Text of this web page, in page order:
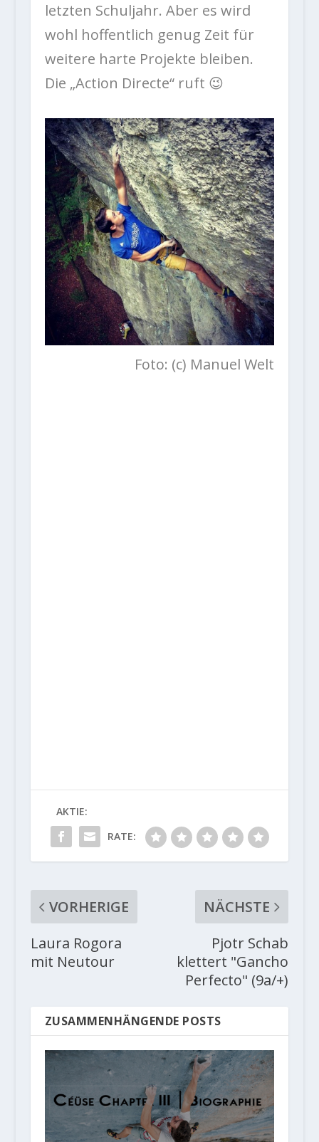
letzten Schuljahr. Aber es wird
wohl hoffentlich genug Zeit für
weitere harte Projekte bleiben.
Die „Action Directe“ ruft 😉
Foto: (c) Manuel Welt
AKTIE:
RATE:
VORHERIGE
Laura Rogora
mit Neutour
NÄCHSTE
Pjotr Schab
klettert "Gancho
Perfecto" (9a/+)
ZUSAMMENHÄNGENDE POSTS